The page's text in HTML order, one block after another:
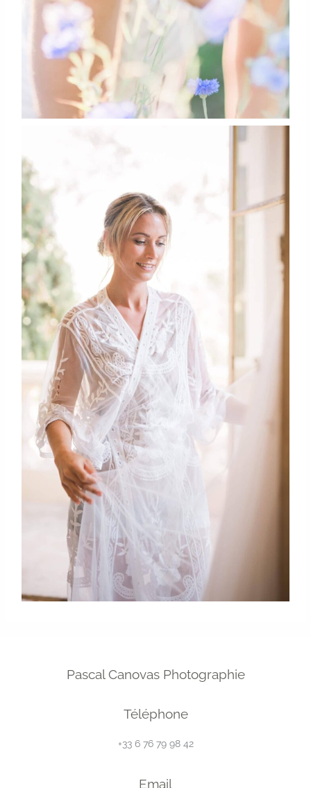
Pascal Canovas Photographie
Téléphone
+33 6 76 79 98 42
Email